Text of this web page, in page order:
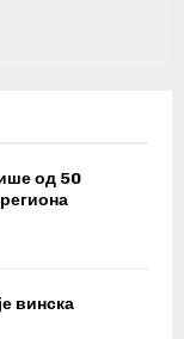
од 50
винска